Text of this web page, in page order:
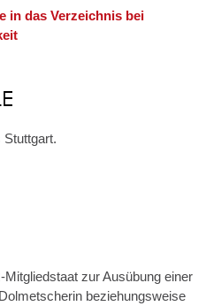
in das Verzeichnis bei
Stuttgart.
zur Ausübung einer
beziehungsweise